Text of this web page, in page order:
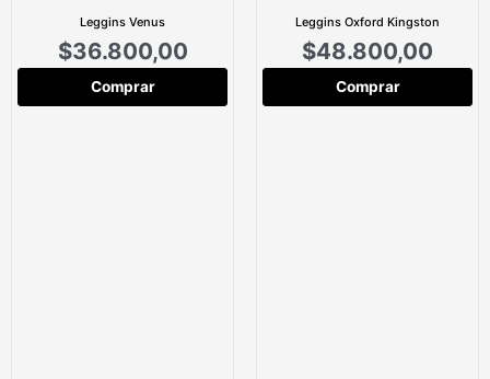
Leggins Venus
$36.800,00
Comprar
Leggins Oxford Kingston
$48.800,00
Comprar